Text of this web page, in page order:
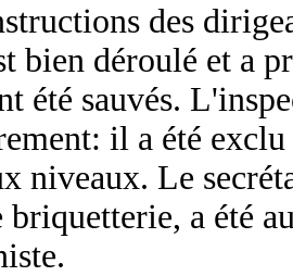
des
bien déroulé et a
été sauvés.
il a été
niveaux. Le
a été